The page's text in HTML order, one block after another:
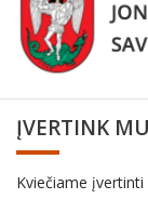
ĮVERTINK
Kviečiame